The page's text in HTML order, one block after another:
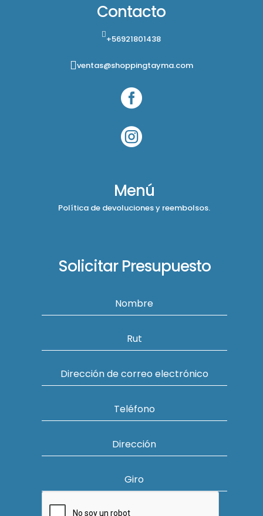
Contacto
+56921801438
ventas@shoppingtayma.com


Menú
Política de devoluciones y reembolsos.
Solicitar Presupuesto
Nombre
Rut
Dirección de correo electrónico
Teléfono
Dirección
Giro